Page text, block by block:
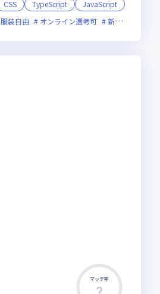
CSS TypeScript
JavaScript
服装自由 オンライン選考可 新技術に積極的
マッチ率